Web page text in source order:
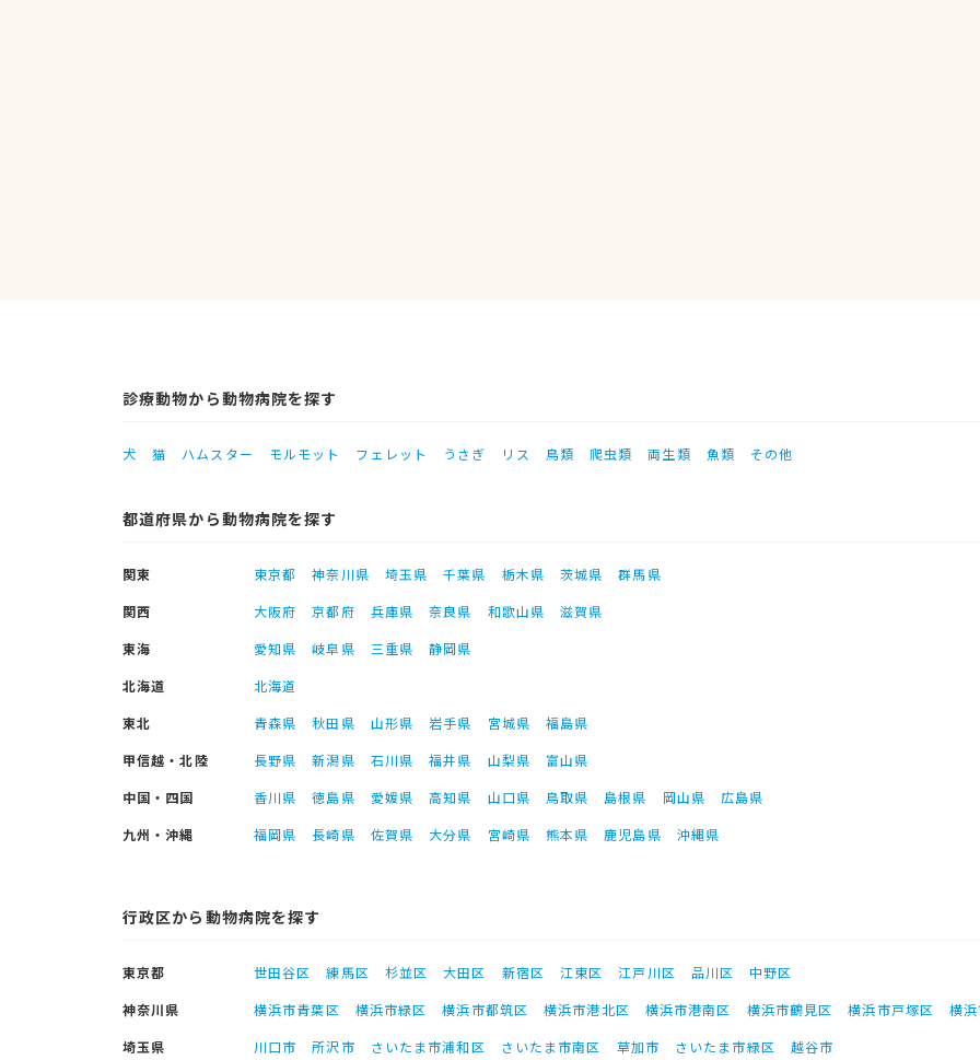
診療動物から動物病院を探す
犬 猫 ハムスター モルモット フェレット うさぎ リス 鳥類 爬虫類 両生類 魚類 その他
都道府県から動物病院を探す
関東 東京都 神奈川県 埼玉県 千葉県 栃木県 茨城県
群馬県
関西
大阪府 京都府 兵庫県 奈良県 和歌山県
滋賀県
東海
愛知県 岐阜県 三重県
静岡県
北海道
北海道
東北
青森県 秋田県 山形県 岩手県 宮城県
福島県
甲信越・北陸
長野県 新潟県 石川県 福井県 山梨県
富山県
中国・四国
香川県 徳島県 愛媛県 高知県 山口県 鳥取県 島根県 岡山県
広島県
九州・沖縄
福岡県 長崎県 佐賀県 大分県 宮崎県 熊本県 鹿児島県 沖縄県
行政区から動物病院を探す
東京都 世田谷区 練馬区 杉並区 大田区 新宿区 江東区 江戸川区 品川区
中野区
神奈川県
横浜市青葉区 横浜市緑区 横浜市都筑区 横浜市港北区 横浜市港南区 横浜市鶴見区 横浜市戸塚区
横
埼玉県
川口市 所沢市 さいたま市浦和区 さいたま市南区 草加市 さいたま市緑区
越谷市